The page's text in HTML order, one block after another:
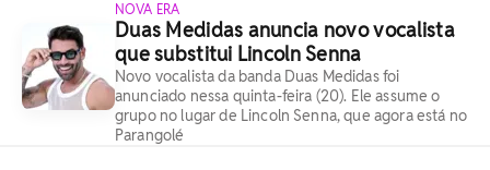
NOVA ERA
Duas Medidas anuncia novo vocalista
que substitui Lincoln Senna
Novo vocalista da banda Duas Medidas foi
anunciado nessa quinta-feira (20). Ele assume o
grupo no lugar de Lincoln Senna, que agora está no
Parangolé